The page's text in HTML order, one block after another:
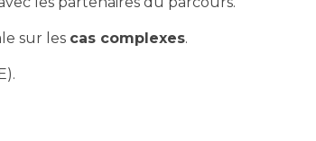
sur les cas complexes.